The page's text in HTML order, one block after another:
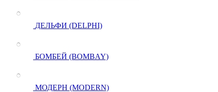
ДЕЛЬФИ (DELPHI)
БОМБЕЙ (BOMBAY)
МОДЕРН (MODERN)